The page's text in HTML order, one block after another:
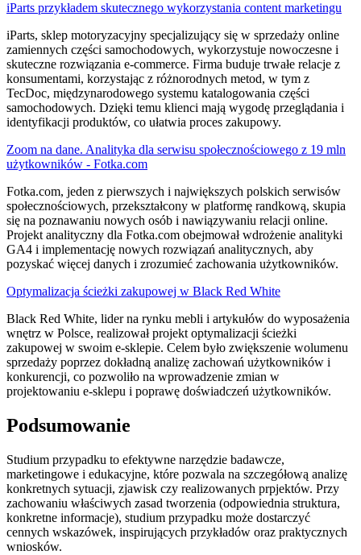
iParts przykładem skutecznego wykorzystania content marketingu
iParts, sklep motoryzacyjny specjalizujący się w sprzedaży online
zamiennych części samochodowych, wykorzystuje nowoczesne i
skuteczne rozwiązania e-commerce. Firma buduje trwałe relacje z
konsumentami, korzystając z różnorodnych metod, w tym z
TecDoc, międzynarodowego systemu katalogowania części
samochodowych. Dzięki temu klienci mają wygodę przeglądania i
identyfikacji produktów, co ułatwia proces zakupowy.
Zoom na dane. Analityka dla serwisu społecznościowego z 19 mln
użytkowników - Fotka.com
Fotka.com, jeden z pierwszych i największych polskich serwisów
społecznościowych, przekształcony w platformę randkową, skupia
się na poznawaniu nowych osób i nawiązywaniu relacji online.
Projekt analityczny dla Fotka.com obejmował wdrożenie analityki
GA4 i implementację nowych rozwiązań analitycznych, aby
pozyskać więcej danych i zrozumieć zachowania użytkowników.
Optymalizacja ścieżki zakupowej w Black Red White
Black Red White, lider na rynku mebli i artykułów do wyposażenia
wnętrz w Polsce, realizował projekt optymalizacji ścieżki
zakupowej w swoim e-sklepie. Celem było zwiększenie wolumenu
sprzedaży poprzez dokładną analizę zachowań użytkowników i
konkurencji, co pozwoliło na wprowadzenie zmian w
projektowaniu e-sklepu i poprawę doświadczeń użytkowników.
Podsumowanie
Studium przypadku to efektywne narzędzie badawcze,
marketingowe i edukacyjne, które pozwala na szczegółową analizę
konkretnych sytuacji, zjawisk czy realizowanych prpjektów. Przy
zachowaniu właściwych zasad tworzenia (odpowiednia struktura,
konkretne informacje), studium przypadku może dostarczyć
cennych wskazówek, inspirujących przykładów oraz praktycznych
wniosków.